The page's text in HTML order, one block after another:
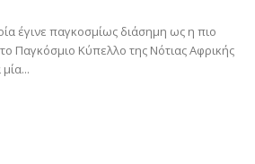
έγινε παγκοσμίως διάσημη ως η πιο
Παγκόσμιο Κύπελλο της Νότιας Αφρικής